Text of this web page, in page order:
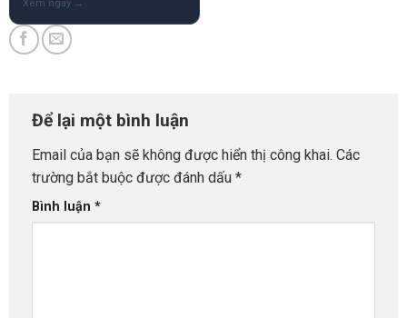
Để lại một bình luận
Email của bạn sẽ không được hiển thị công khai. Các
trường bắt buộc được đánh dấu *
Bình luận *